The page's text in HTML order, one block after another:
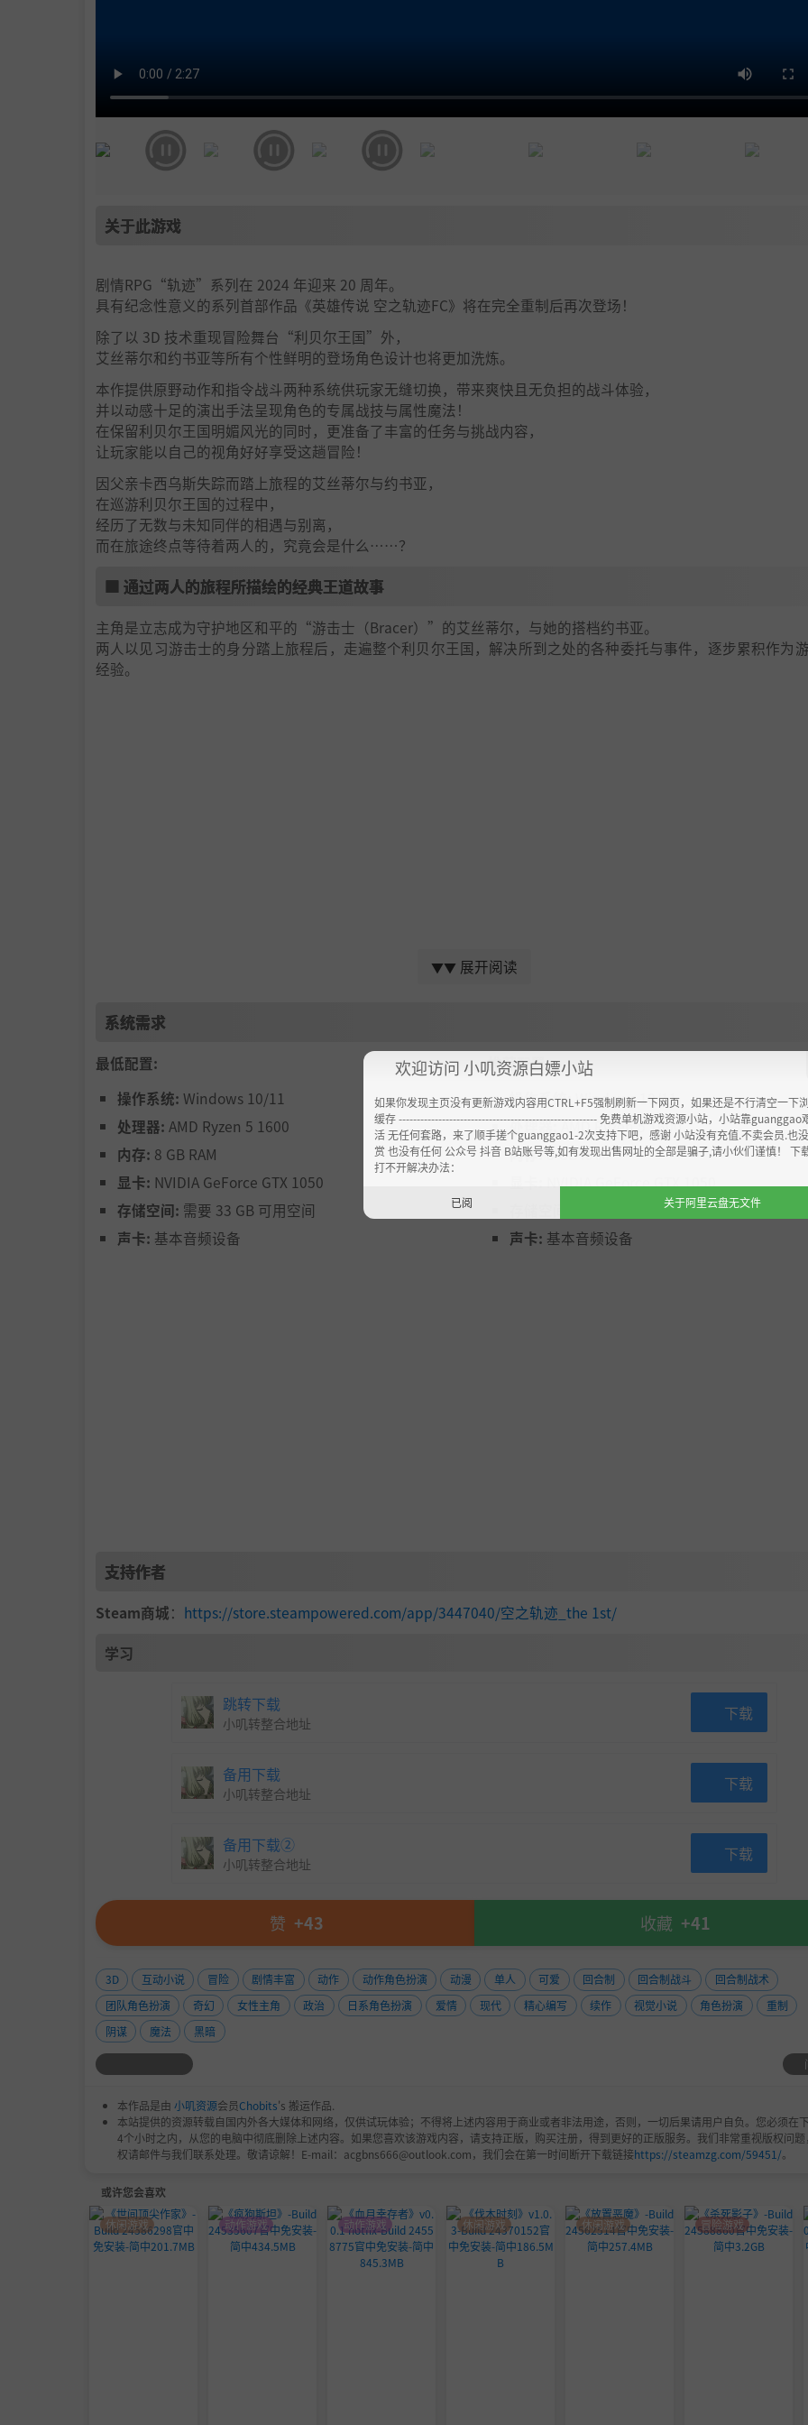
关于此游戏
剧情RPG“轨迹”系列在 2024 年迎来 20 周年。
具有纪念性意义的系列首部作品《英雄传说 空之轨迹FC》将在完全重制后再次登场！
除了以 3D 技术重现冒险舞台“利贝尔王国”外，
艾丝蒂尔和约书亚等所有个性鲜明的登场角色设计也将更加洗炼。
本作提供原野动作和指令战斗两种系统供玩家无缝切换，带来爽快且无负担的战斗体验，
并以动感十足的演出手法呈现角色的专属战技与属性魔法！
在保留利贝尔王国明媚风光的同时，更准备了丰富的任务与挑战内容，
让玩家能以自己的视角好好享受这趟冒险！
因父亲卡西乌斯失踪而踏上旅程的艾丝蒂尔与约书亚，
在巡游利贝尔王国的过程中，
经历了无数与未知同伴的相遇与别离，
而在旅途终点等待着两人的，究竟会是什么……？
■ 通过两人的旅程所描绘的经典王道故事
主角是立志成为守护地区和平的“游击士（Bracer）”的艾丝蒂尔，与她的搭档约书亚。
两人以见习游击士的身分踏上旅程后，走遍整个利贝尔王国，解决所到之处的各种委托与事件，逐步累积作为
经验。
■ 以全3D重现《空之轨迹》的世界！
本作为《空之轨迹FC》的完全重制版，冒险舞台“利贝尔王国”以3D形式全面重现。
从原野到城镇的移动改为无缝衔接，为玩家带来充满临场感的《空之轨迹》作品世界体验。
■ 系统与战斗
随时皆可切换原野动作和指令战斗！
指令战斗可根据敌我双方的行动顺序，灵活运用丰富多样的攻击与导力魔法进行战斗。
本作直觉且简单易懂的操作，让即使从未接触过RPG的玩家，也能轻松无压力地享受游戏乐趣。
▼▼ 展开阅读
系统需求
最低配置:
操作系统: Windows 10/11
处理器: AMD Ryzen 5 1600
内存: 8 GB RAM
显卡: NVIDIA GeForce GTX 1050
存储空间: 需要 33 GB 可用空间
声卡: 基本音频设备
推荐配置:
操作系统:Windows 10/11
处理器:AMD Ryzen 5 1600
内存:8 GB RAM
NVIDIA GeForce GTX 1050
需要 33 GB 可用空间
声卡: 基本音频设备
支持作者
Steam商城： https://store.steampowered.com/app/3447040/空之轨迹_the 1st/
学习
跳转下载
小叽转整合地址 下载
备用下载
小叽转整合地址 下载
备用下载②
小叽转整合地址 下载
赞 +43 收藏 +41
3D 互动小说 冒险 剧情丰富 动作 动作角色扮演 动漫 单人 可爱 回合制 回合制战斗
回合制战术
团队角色扮演
奇幻 女性主角 政治 日系角色扮演 爱情 现代 精心编写 续作 视觉小说 角色扮演
重制
阴谋
魔法 黑暗
本作品是由 小叽资源会员Chobits's 搬运作品.
本站提供的资源转载自国内外各大媒体和网络，仅供试玩体验；不得将上述内容用于商业或者非法用途，否则，一切后果请用户自负。您必须在
4个小时之内，从您的电脑中彻底删除上述内容。如果您喜欢该游戏内容，请支持正版，购买注册，得到更好的正版服务。我们非常重视版权问题
权请邮件与我们联系处理。敬请谅解！E-mail：acgbns666@outlook.com，我们会在第一时间断开下载链接https://steamzg.com/59451/。
或许您会喜欢
休闲游戏 动作游戏 动作游戏 休闲游戏 休闲游戏 冒险游戏
欢迎访问 小叽资源白嫖小站
如果你发现主页没有更新游戏内容用CTRL+F5强制刷新一下网页，如果还是不行清空一下
缓存 ------------------------------------------------------- 免费单机游戏资源小站，小站靠guanggao
活 无任何套路，来了顺手搓个guanggao1-2次支持下吧，感谢 小站没有充值.不卖会员.也
赏 也没有任何 公众号 抖音 B站账号等,如有发现出售网址的全部是骗子,请小伙们谨慎！ 下
打不开解决办法：
已阅 关于阿里云盘无文件